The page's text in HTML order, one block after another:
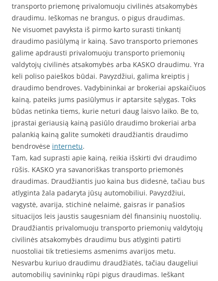
transporto priemonę privalomuoju civilinės atsakomybės
draudimu. Ieškomas ne brangus, o pigus draudimas.
Ne visuomet pavyksta iš pirmo karto surasti tinkantį
draudimo pasiūlymą ir kainą. Savo transporto priemones
galime apdrausti privalomuoju transporto priemonių
valdytojų civilinės atsakomybės arba KASKO draudimu. Yra
keli poliso paieškos būdai. Pavyzdžiui, galima kreiptis į
draudimo bendroves. Vadybininkai ar brokeriai apskaičiuos
kainą, pateiks jums pasiūlymus ir aptarsite sąlygas. Toks
būdas netinka tiems, kurie neturi daug laisvo laiko. Be to,
įprastai geriausią kainą pasiūlo draudimo brokeriai arba
palankią kainą galite sumokėti draudžiantis draudimo
bendrovėse internetu.
Tam, kad suprasti apie kainą, reikia išskirti dvi draudimo
rūšis. KASKO yra savanoriškas transporto priemonės
draudimas. Draudžiantis juo kaina bus didesnė, tačiau bus
atlyginta žala padaryta jūsų automobiliui. Pavyzdžiui,
vagystė, avarija, stichinė nelaimė, gaisras ir panašios
situacijos leis jaustis saugesniam dėl finansinių nuostolių.
Draudžiantis privalomuoju transporto priemonių valdytojų
civilinės atsakomybės draudimu bus atlyginti patirti
nuostoliai tik tretiesiems asmenims avarijos metu.
Nesvarbu kuriuo draudimu draudžiatės, tačiau daugeliui
automobilių savininkų rūpi pigus draudimas. Ieškant